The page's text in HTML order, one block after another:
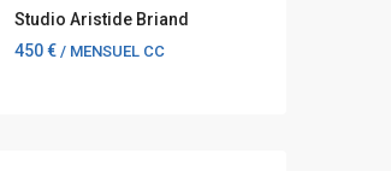
Studio Aristide Briand
450 € / MENSUEL CC